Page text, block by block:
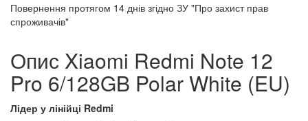
Повернення протягом 14 днів згідно ЗУ "Про захист прав
спроживачів"
Опис Xiaomi Redmi Note 12
Pro 6/128GB Polar White (EU)
Лідер у лінійці Redmi